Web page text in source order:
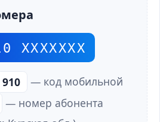
ХХХХХХХ
910
— код мобильной
— номер абонента